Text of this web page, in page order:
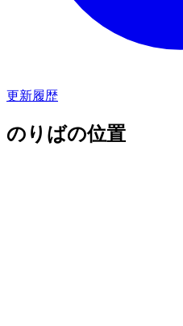
更新履歴
のりばの位置